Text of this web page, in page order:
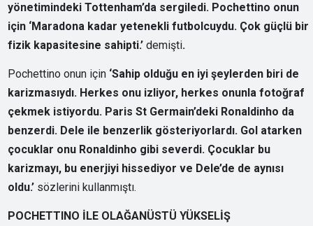
yönetimindeki Tottenham’da sergiledi. Pochettino onun
için ‘Maradona kadar yetenekli futbolcuydu. Çok güçlü bir
fizik kapasitesine sahipti.’ demişti.
Pochettino onun için ‘Sahip olduğu en iyi şeylerden biri de
karizmasıydı. Herkes onu izliyor, herkes onunla fotoğraf
çekmek istiyordu. Paris St Germain’deki Ronaldinho da
benzerdi. Dele ile benzerlik gösteriyorlardı. Gol atarken
çocuklar onu Ronaldinho gibi severdi. Çocuklar bu
karizmayı, bu enerjiyi hissediyor ve Dele’de de aynısı
oldu.’ sözlerini kullanmıştı.
POCHETTINO İLE OLAĞANÜSTÜ YÜKSELİŞ